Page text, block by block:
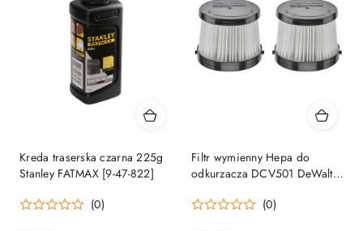
Kreda traserska czarna 225g
Stanley FATMAX [9-47-822]
(0)
Filtr wymienny Hepa do
odkurzacza DCV501 DeWalt
(0)